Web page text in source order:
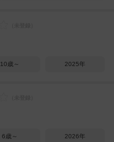
10歳～ 2025年
6歳～ 2026年